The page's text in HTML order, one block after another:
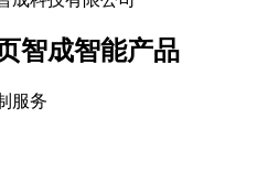
智成智能产品
服务